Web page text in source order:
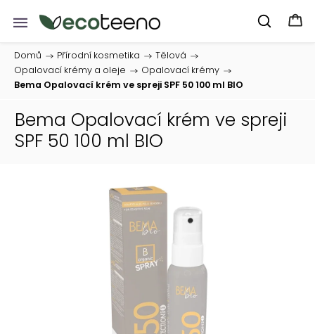
Domů / Přírodní kosmetika / Tělová /
Opalovací krémy a oleje / Opalovací krémy /
Bema Opalovací krém ve spreji SPF 50 100 ml BIO
Bema Opalovací krém ve spreji
SPF 50 100 ml BIO